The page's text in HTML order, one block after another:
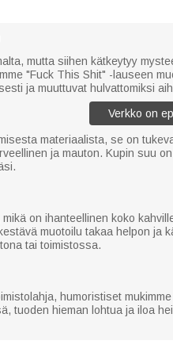
mutta siihen kätkeytyy
"Fuck This Shit" -lauseen
ja muuttuvat hulvattomiksi
materiaalista, se on
ja mauton. Kupin suu
on ihanteellinen koko
muotoilu takaa helpon ja
tai toimistossa.
humoristiset
tuoden hieman lohtua ja iloa